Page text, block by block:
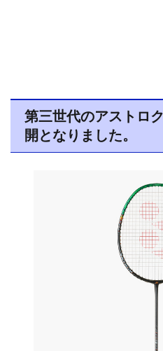
第三世代のアストロ
開となりました。